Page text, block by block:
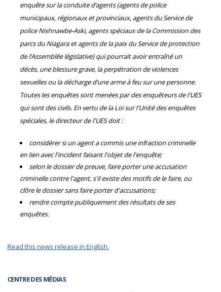
CENTRE DES MÉDIAS
enquête sur la conduite d’agents (agents de police
municipaux, régionaux et provinciaux, agents du Service de
police Nishnawbe-Aski, agents spéciaux de la Commission des
parcs du Niagara et agents de la paix du Service de protection
de l’Assemblée législative) qui pourrait avoir entraîné un
décès, une blessure grave, la perpétration de violences
sexuelles ou la décharge d’une arme à feu sur une personne.
Toutes les enquêtes sont menées par des enquêteurs de l'UES
qui sont des civils. En vertu de la Loi sur l'Unité des enquêtes
spéciales, le directeur de l'UES doit :
considérer si un agent a commis une infraction criminelle
en lien avec l'incident faisant l'objet de l'enquête;
selon le dossier de preuve, faire porter une accusation
criminelle contre l'agent, s'il existe des motifs de le faire, ou
clôre le dossier sans faire porter d'accusations;
rendre compte publiquement des résultats de ses
enquêtes.
Read this news release in English.